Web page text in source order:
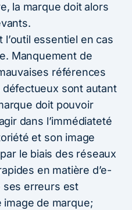
la marque doit alors
essentiel en cas
Manquement de
références
sont autant
doit pouvoir
dans l’immédiateté
et son image
le biais des réseaux
en matière d’e-
ses erreurs est
image de marque;